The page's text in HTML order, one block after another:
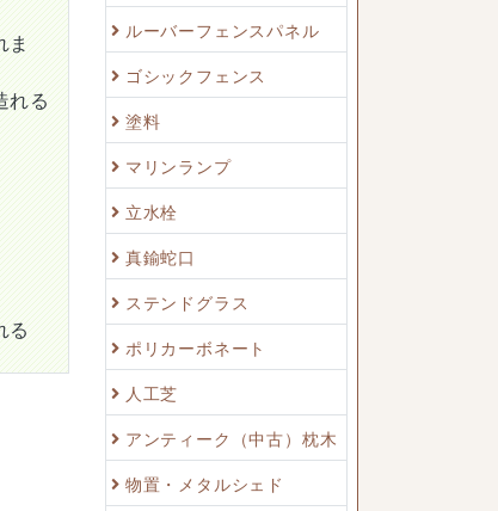
ま
れる
る
ルーバーフェンスパネル
ゴシックフェンス
塗料
マリンランプ
立水栓
真鍮蛇口
ステンドグラス
ポリカーボネート
人工芝
アンティーク（中古）枕木
物置・メタルシェド